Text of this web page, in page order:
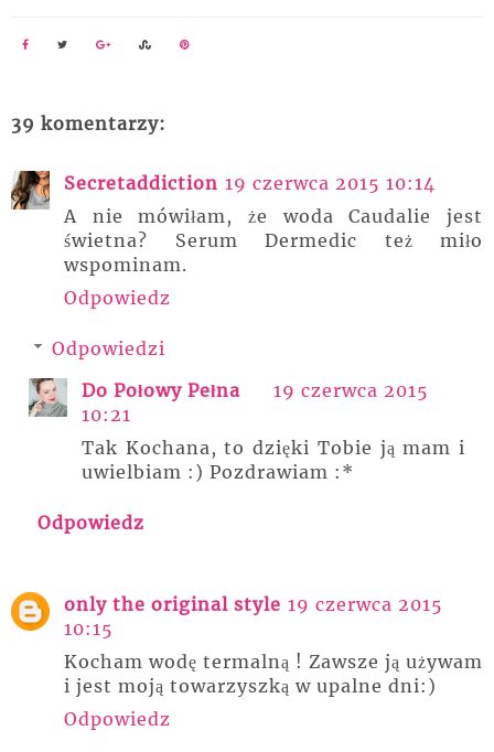
39 komentarzy:
Secretaddiction 19 czerwca 2015 10:14
A nie mówiłam, że woda Caudalie jest
świetna? Serum Dermedic też miło
wspominam.
Odpowiedz
Odpowiedzi
Do Połowy Pełna
19 czerwca 2015
10:21
Tak Kochana, to dzięki Tobie ją mam i
uwielbiam :) Pozdrawiam :*
Odpowiedz
only the original style 19 czerwca 2015
10:15
Kocham wodę termalną ! Zawsze ją używam
i jest moją towarzyszką w upalne dni:)
Odpowiedz